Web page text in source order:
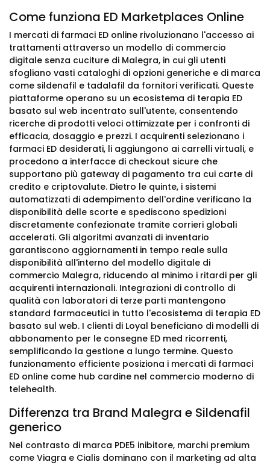
Come funziona ED Marketplaces Online
I mercati di farmaci ED online rivoluzionano l'accesso ai
trattamenti attraverso un modello di commercio
digitale senza cuciture di Malegra, in cui gli utenti
sfogliano vasti cataloghi di opzioni generiche e di marca
come sildenafil e tadalafil da fornitori verificati. Queste
piattaforme operano su un ecosistema di terapia ED
basato sul web incentrato sull'utente, consentendo
ricerche di prodotti veloci ottimizzate per i confronti di
efficacia, dosaggio e prezzi. I acquirenti selezionano i
farmaci ED desiderati, li aggiungono ai carrelli virtuali, e
procedono a interfacce di checkout sicure che
supportano più gateway di pagamento tra cui carte di
credito e criptovalute. Dietro le quinte, i sistemi
automatizzati di adempimento dell'ordine verificano la
disponibilità delle scorte e spediscono spedizioni
discretamente confezionate tramite corrieri globali
accelerati. Gli algoritmi avanzati di inventario
garantiscono aggiornamenti in tempo reale sulla
disponibilità all'interno del modello digitale di
commercio Malegra, riducendo al minimo i ritardi per gli
acquirenti internazionali. Integrazioni di controllo di
qualità con laboratori di terze parti mantengono
standard farmaceutici in tutto l'ecosistema di terapia ED
basato sul web. I clienti di Loyal beneficiano di modelli di
abbonamento per le consegne ED med ricorrenti,
semplificando la gestione a lungo termine. Questo
funzionamento efficiente posiziona i mercati di farmaci
ED online come hub cardine nel commercio moderno di
telehealth.
Differenza tra Brand Malegra e Sildenafil
generico
Nel contrasto di marca PDE5 inibitore, marchi premium
come Viagra e Cialis dominano con il marketing ad alta